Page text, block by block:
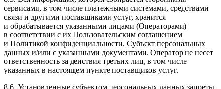
сервисами, в том числе платежными системами, средствами
связи и другими поставщиками услуг, хранится
и обрабатывается указанными лицами (Операторами)
в соответствии с их Пользовательским соглашением
и Политикой конфиденциальности. Субъект персональных
данных и/или с указанными документами. Оператор не несет
ответственность за действия третьих лиц, в том числе
указанных в настоящем пункте поставщиков услуг.
8.6. Установленные субъектом персональных данных запреты